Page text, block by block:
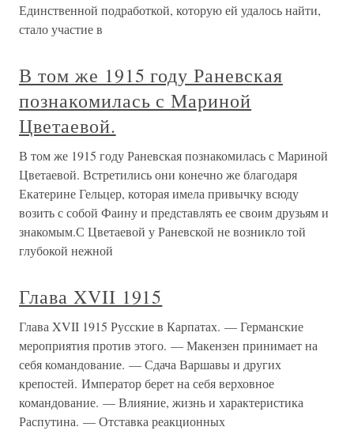
Единственной подработкой, которую ей удалось найти,
стало участие в
В том же 1915 году Раневская
познакомилась с Мариной
Цветаевой.
В том же 1915 году Раневская познакомилась с Мариной
Цветаевой. Встретились они конечно же благодаря
Екатерине Гельцер, которая имела привычку всюду
возить с собой Фаину и представлять ее своим друзьям и
знакомым.С Цветаевой у Раневской не возникло той
глубокой нежной
Глава XVII 1915
Глава XVII 1915 Русские в Карпатах. — Германские
мероприятия против этого. — Макензен принимает на
себя командование. — Сдача Варшавы и других
крепостей. Император берет на себя верховное
командование. — Влияние, жизнь и характеристика
Распутина. — Отставка реакционных